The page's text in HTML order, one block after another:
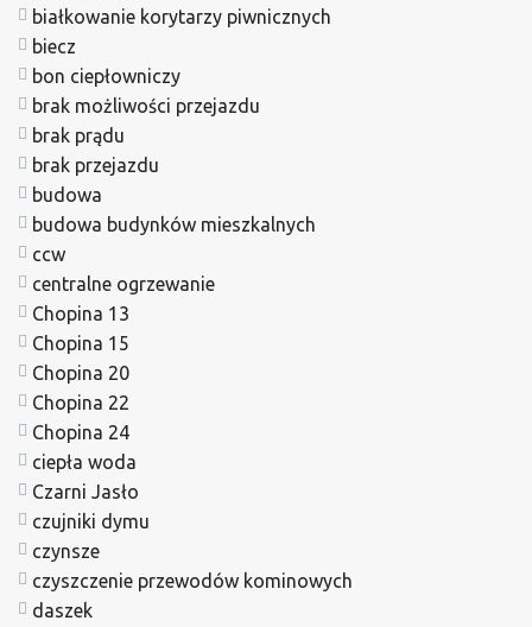
białkowanie korytarzy piwnicznych
biecz
bon ciepłowniczy
brak możliwości przejazdu
brak prądu
brak przejazdu
budowa
budowa budynków mieszkalnych
ccw
centralne ogrzewanie
Chopina 13
Chopina 15
Chopina 20
Chopina 22
Chopina 24
ciepła woda
Czarni Jasło
czujniki dymu
czynsze
czyszczenie przewodów kominowych
daszek